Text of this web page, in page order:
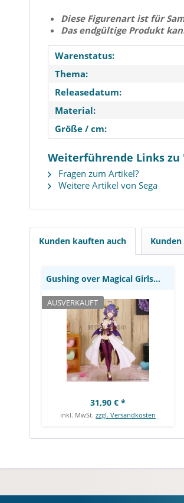
Diese Figurenart ist für
Das endgültige Produkt
Warenstatus:
Thema:
Releasedatum:
Material:
Größe / cm:
Weiterführende Links zu
Fragen zum Artikel?
Weitere Artikel von Sega
Kunden kauften auch
Gushing over Magical Girls -
AUSVERKAUFT
Gushing over Magical Girls - Magia Baiser...
31,90 € *
inkl. MwSt.zzgl. Versandkosten